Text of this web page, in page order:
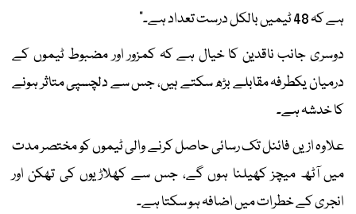
ہے کہ 48 ٹیمیں بالکل درست تعداد ہے۔“
دوسری جانب ناقدین کا خیال ہے کہ کمزور اور مضبوط ٹیموں کے
درمیان یکطرفہ مقابلے بڑھ سکتے ہیں، جس سے دلچسپی متاثر ہونے
کا خدشہ ہے۔
علاوہ ازیں فائنل تک رسائی حاصل کرنے والی ٹیموں کو مختصر مدت
میں آٹھ میچز کھیلنا ہوں گے، جس سے کھلاڑیوں کی تھکن اور
انجری کے خطرات میں اضافہ ہو سکتا ہے۔